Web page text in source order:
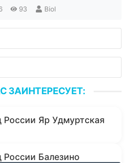
93 Biol
ЗАИНТЕРЕСУЕТ:
Яр Удмуртская
Балезино